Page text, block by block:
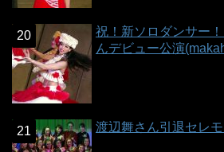
祝！新ソロダンサー
んデビュー公演
渡辺舞さん引退セレ